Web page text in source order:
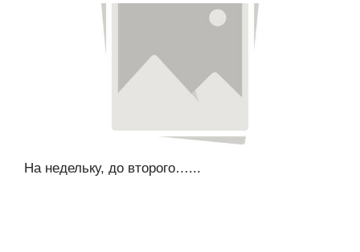
На недельку, до второго…...